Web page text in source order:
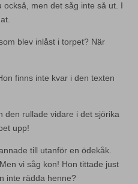
men det såg inte så ut. I
blev inlåst i torpet? När
finns inte kvar i den texten
den rullade vidare i det sjörika
upp!
till utanför en ödekåk.
vi såg kon! Hon tittade just
inte rädda henne?